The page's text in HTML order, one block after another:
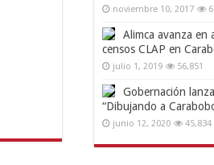
noviembre 10, 2017
Alimca avanza en
censos CLAP en
julio 1, 2019 56,851
Gobernación
“Dibujando a
junio 12, 2020 45,834